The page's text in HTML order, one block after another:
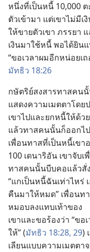
หนึ่ง​ที่​เป็น​หนี้ 10,000
ตัว​เข้า​มา แต่​เขา​ไม่​มี​เ
ให้​ขาย​ตัว​เขา ภรรยา
เงิน​มา​ใช้​หนี้ พอ​ได้​ยิน​
“ขอ​เวลา​ผม​อีก​หน่อย​
มัทธิว 18:26
กษัตริย์​สงสาร​ทาส​คน​นั้
แสดง​ความ​เมตตา​โดย​
เขา​ไป​และ​ยก​หนี้​ให้​ด้วย
แล้ว​ทาส​คน​นั้น​ก็​ออก​ไ
เพื่อน​ทาส​ที่​เป็น​หนี้​เขา​
100 เดนาริอัน เขา​จับ​เ
ทาส​คน​นั้น​บีบ​คอ​แล้ว​สั่
“แก​เป็น​หนี้​ฉัน​เท่าไหร่
คืน​มา​ให้​หมด” เพื่อน​ท
หมอบ​ลง​แทบ​เท้า​ของ​
เขา​และ​ขอร้อง​ว่า “ข
ให้” (มัทธิว 18:28, 29)
เลียน​แบบ​ความ​เมตตา​